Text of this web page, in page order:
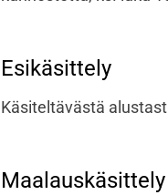
Esikäsittely
Käsiteltävästä
Maalauskäsittely